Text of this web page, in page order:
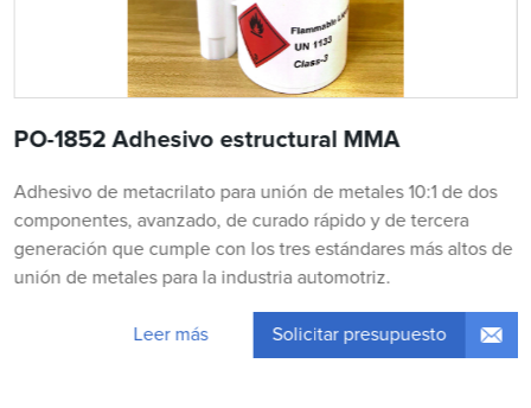
PO-1852 Adhesivo estructural MMA
Adhesivo de metacrilato para unión de metales 10:1 de dos
componentes, avanzado, de curado rápido y de tercera
generación que cumple con los tres estándares más altos de
unión de metales para la industria automotriz.
Leer más Solicitar presupuesto